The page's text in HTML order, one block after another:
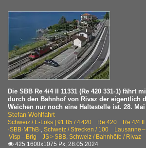
100 Lausanne – St-Maurice –
Triebzüge | 94 85
0 511 RABe 511 ·SBB· Kiss
Triebzüge | ältere Bauart
ETR 470 ·SBB· Cisalpino
Die SBB Re 4/4 II 11331 (Re 420 331-1) fährt
durch den Bahnhof von Rivaz der eigentlich
Weichen nur noch eine Haltestelle ist. 28. Mai
Stefan Wohlfahrt
Schweiz / E-Loks | 91 85 / 4 420 Re 420 Re 4/4
·SBB·MThB·, Schweiz / Strecken / 100 Lausanne –
Visp – Brig JS > SBB, Schweiz / Bahnhöfe / Rivaz
 425 1600x1075 Px, 28.05.2024